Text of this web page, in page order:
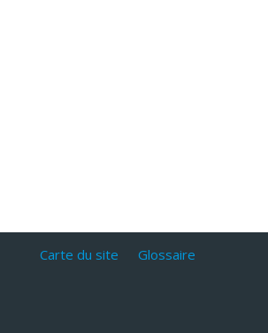
Carte du site Glossaire